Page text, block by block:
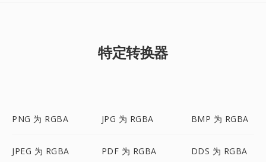
特定转换器
PNG 为 RGBA JPG 为 RGBA BMP 为 RGBA
JPEG 为 RGBA PDF 为 RGBA DDS 为 RGBA